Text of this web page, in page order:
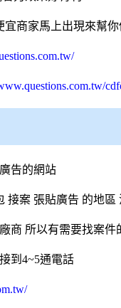
商家馬上出現來幫你
告的網站
接案 張貼廣告 的地
商 所以有需要找案件
到4~5通電話